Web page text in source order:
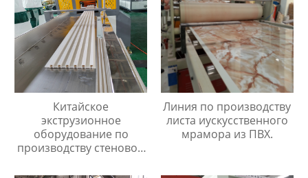
Китайское
экструзионное
оборудование по
производству стеновой
Линия по производству
листа иускусственного
мрамора из ПВХ.